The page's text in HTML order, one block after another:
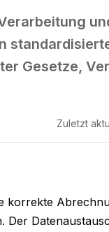
Gesetze,
Zuletzt
korrekte
Der